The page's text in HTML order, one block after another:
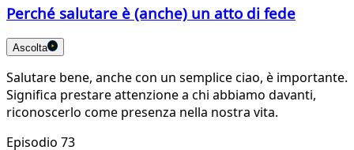
Perché salutare è (anche) un atto di fede
Ascolta
Salutare bene, anche con un semplice ciao, è importante.
Significa prestare attenzione a chi abbiamo davanti,
riconoscerlo come presenza nella nostra vita.
Episodio 73